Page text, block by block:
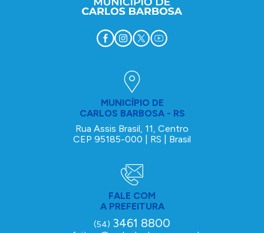
MUNICÍPIO DE
CARLOS BARBOSA - RS
Rua Assis Brasil, 11, Centro
CEP 95185-000 | RS | Brasil
FALE COM
A PREFEITURA
(54) 3461 8800